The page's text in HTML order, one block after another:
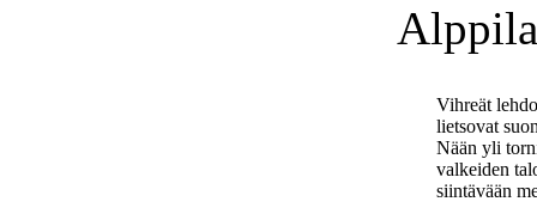
Vihreät
lietsovat
Nään yli
valkeiden
siintävään